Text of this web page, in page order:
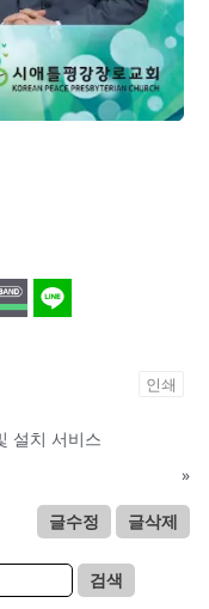
인쇄
설치 서비스
»
글수정 글삭제
검색